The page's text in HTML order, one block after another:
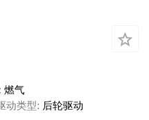
燃气
动类型 后轮驱动